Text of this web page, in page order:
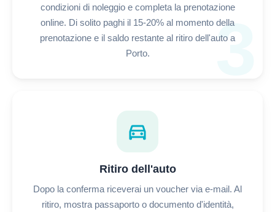
3
condizioni di noleggio e completa la prenotazione
online. Di solito paghi il 15-20% al momento della
prenotazione e il saldo restante al ritiro dell'auto a
Porto.
directions_car
Ritiro dell'auto
Dopo la conferma riceverai un voucher via e-mail. Al
ritiro, mostra passaporto o documento d'identità,